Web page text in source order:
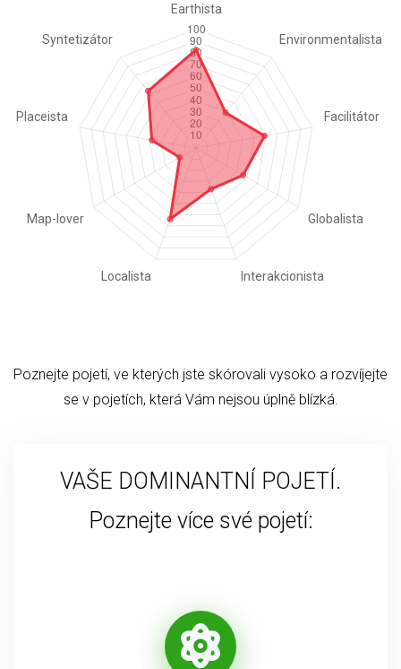
Poznejte pojetí, ve kterých jste skórovali vysoko a rozvíjejte
se v pojetích, která Vám nejsou úplně blízká.
VAŠE DOMINANTNÍ POJETÍ.
Poznejte více své pojetí: